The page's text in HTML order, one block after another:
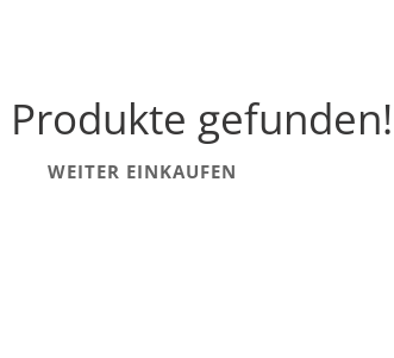
Produkte gefunden!
WEITER EINKAUFEN